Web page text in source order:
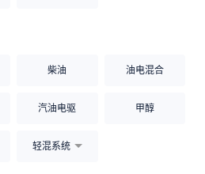
柴油 油电混合
汽油电驱 甲醇
轻混系统